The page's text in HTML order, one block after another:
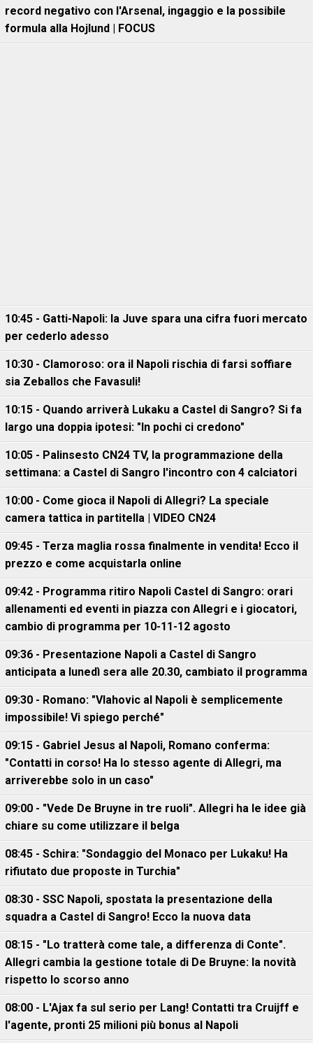
record negativo con l'Arsenal, ingaggio e la possibile
formula alla Hojlund | FOCUS
10:45 - Gatti-Napoli: la Juve spara una cifra fuori mercato
per cederlo adesso
10:30 - Clamoroso: ora il Napoli rischia di farsi soffiare
sia Zeballos che Favasuli!
10:15 - Quando arriverà Lukaku a Castel di Sangro? Si fa
largo una doppia ipotesi: "In pochi ci credono"
10:05 - Palinsesto CN24 TV, la programmazione della
settimana: a Castel di Sangro l'incontro con 4 calciatori
10:00 - Come gioca il Napoli di Allegri? La speciale
camera tattica in partitella | VIDEO CN24
09:45 - Terza maglia rossa finalmente in vendita! Ecco il
prezzo e come acquistarla online
09:42 - Programma ritiro Napoli Castel di Sangro: orari
allenamenti ed eventi in piazza con Allegri e i giocatori,
cambio di programma per 10-11-12 agosto
09:36 - Presentazione Napoli a Castel di Sangro
anticipata a lunedì sera alle 20.30, cambiato il programma
09:30 - Romano: "Vlahovic al Napoli è semplicemente
impossibile! Vi spiego perché"
09:15 - Gabriel Jesus al Napoli, Romano conferma:
"Contatti in corso! Ha lo stesso agente di Allegri, ma
arriverebbe solo in un caso"
09:00 - "Vede De Bruyne in tre ruoli". Allegri ha le idee già
chiare su come utilizzare il belga
08:45 - Schira: "Sondaggio del Monaco per Lukaku! Ha
rifiutato due proposte in Turchia"
08:30 - SSC Napoli, spostata la presentazione della
squadra a Castel di Sangro! Ecco la nuova data
08:15 - "Lo tratterà come tale, a differenza di Conte".
Allegri cambia la gestione totale di De Bruyne: la novità
rispetto lo scorso anno
08:00 - L'Ajax fa sul serio per Lang! Contatti tra Cruijff e
l'agente, pronti 25 milioni più bonus al Napoli